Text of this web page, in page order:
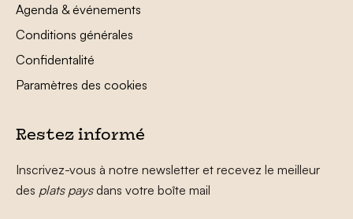
Agenda & événements
Conditions générales
Confidentalité
Paramètres des cookies
Restez informé
Inscrivez-vous à notre newsletter et recevez le meilleur
des plats paysdans votre boîte mail